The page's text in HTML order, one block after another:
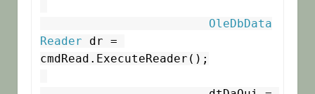
OleDbData
Reader dr =
cmdRead.ExecuteReader();